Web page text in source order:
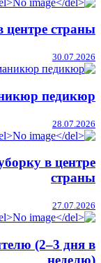
центре страны
30.07.2026
педикюр
28.07.2026
в центре
страны
27.07.2026
(2–3 дня в
неделю)